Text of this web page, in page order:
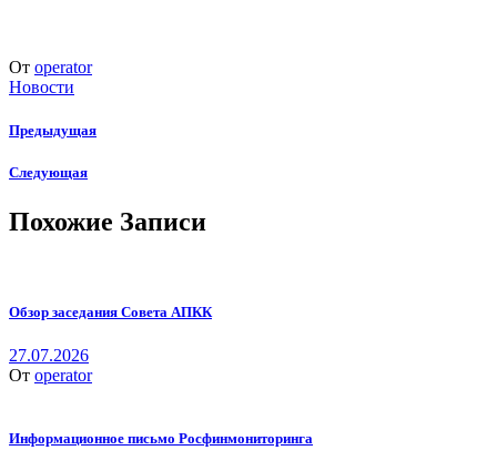
От operator
Новости
Предыдущая
Следующая
Похожие Записи
Обзор заседания Совета АПКК
27.07.2026
От operator
Информационное письмо Росфинмониторинга